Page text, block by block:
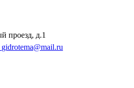
проезд, д.1
gidrotema@mail.ru